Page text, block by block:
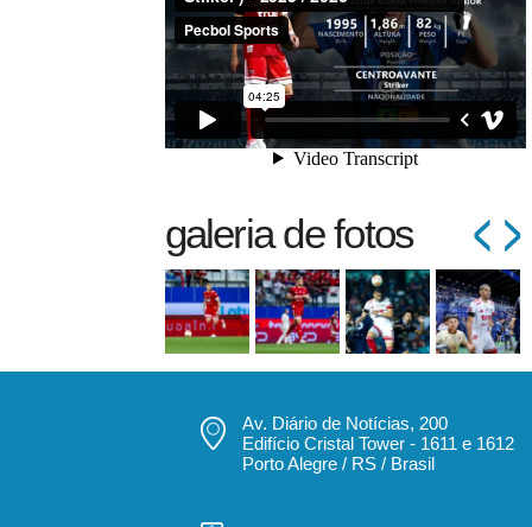
galeria de fotos
Av. Diário de Notícias, 200
Edifício Cristal Tower - 1611 e 1612
Porto Alegre / RS / Brasil